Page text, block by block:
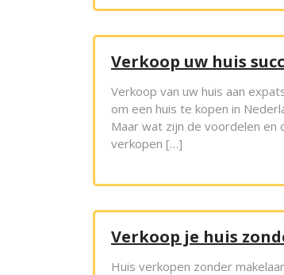
Verkoop uw huis
Verkoop van uw huis aan
om een huis te kopen in
Maar wat zijn de voordelen en
verkopen […]
Verkoop je huis
Huis verkopen zonder